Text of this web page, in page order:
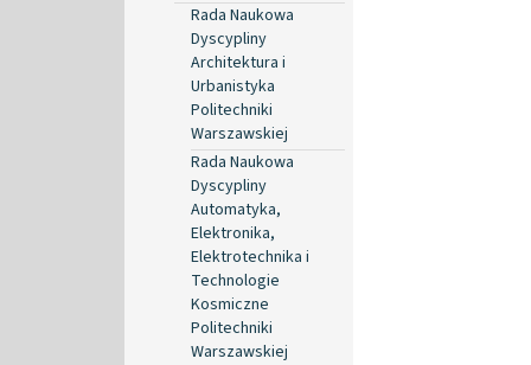
Rada Naukowa
Dyscypliny
Architektura i
Urbanistyka
Politechniki
Warszawskiej
Rada Naukowa
Dyscypliny
Automatyka,
Elektronika,
Elektrotechnika i
Technologie
Kosmiczne
Politechniki
Warszawskiej